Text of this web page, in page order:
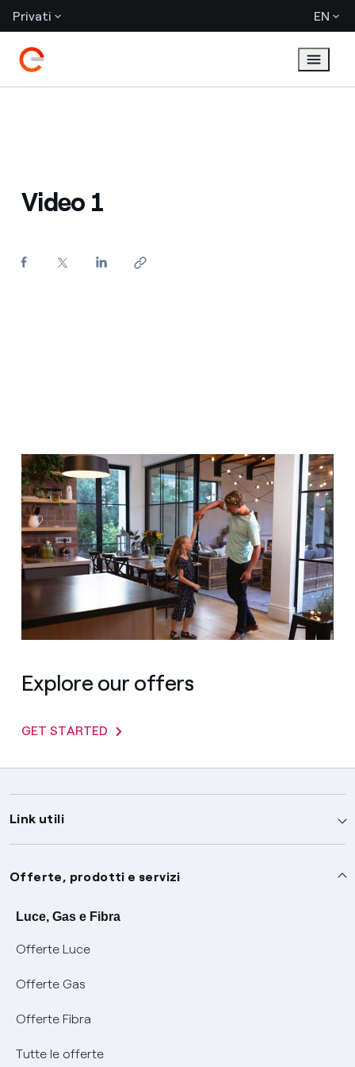
Privati EN
Video 1
Explore our offers
GET STARTED
Link utili
Assistenza
Avvisi
SOS luce e gas
Conciliazioni e risoluzione delle controversie
Negoziazione paritetica
Informazioni Sisma
Servizi
Moduli e documenti
Documenti Fibra
Offerte, prodotti e servizi
Luce, Gas e Fibra
Offerte Luce
Offerte Gas
Offerte Fibra
Tutte le offerte